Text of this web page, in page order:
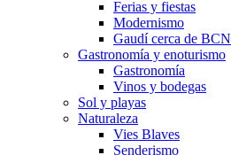
Ferias y fiestas
Modernismo
Gaudí cerca de BCN
Gastronomía y enoturismo
Gastronomía
Vinos y bodegas
Sol y playas
Naturaleza
Vies Blaves
Senderismo